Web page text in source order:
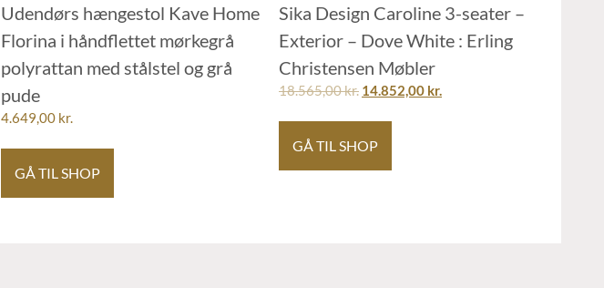
Udendørs hængestol Kave Home
Florina i håndflettet mørkegrå
polyrattan med stålstel og grå
pude
4.649,00 kr.
GÅ TIL SHOP
Sika Design Caroline 3-seater –
Exterior – Dove White : Erling
Christensen Møbler
18.565,00kr. 14.852,00 kr.
GÅ TIL SHOP